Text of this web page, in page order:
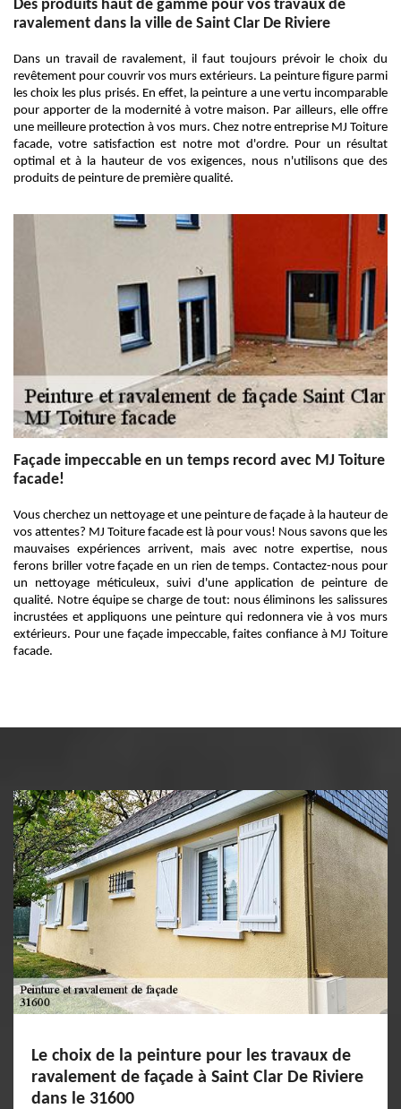
Des produits haut de gamme pour vos travaux de
ravalement dans la ville de Saint Clar De Riviere
Dans un travail de ravalement, il faut toujours prévoir le choix du
revêtement pour couvrir vos murs extérieurs. La peinture figure parmi
les choix les plus prisés. En effet, la peinture a une vertu incomparable
pour apporter de la modernité à votre maison. Par ailleurs, elle offre
une meilleure protection à vos murs. Chez notre entreprise MJ Toiture
facade, votre satisfaction est notre mot d'ordre. Pour un résultat
optimal et à la hauteur de vos exigences, nous n'utilisons que des
produits de peinture de première qualité.
Façade impeccable en un temps record avec MJ Toiture
facade!
Vous cherchez un nettoyage et une peinture de façade à la hauteur de
vos attentes? MJ Toiture facade est là pour vous! Nous savons que les
mauvaises expériences arrivent, mais avec notre expertise, nous
ferons briller votre façade en un rien de temps. Contactez-nous pour
un nettoyage méticuleux, suivi d'une application de peinture de
qualité. Notre équipe se charge de tout: nous éliminons les salissures
incrustées et appliquons une peinture qui redonnera vie à vos murs
extérieurs. Pour une façade impeccable, faites confiance à MJ Toiture
facade.
Le choix de la peinture pour les travaux de
ravalement de façade à Saint Clar De Riviere
dans le 31600